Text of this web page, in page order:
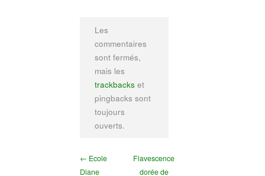
Les
commentaires
sont fermés,
mais les
trackbacks et
pingbacks sont
toujours
ouverts.
← Ecole
Diane
Flavescence
dorée de